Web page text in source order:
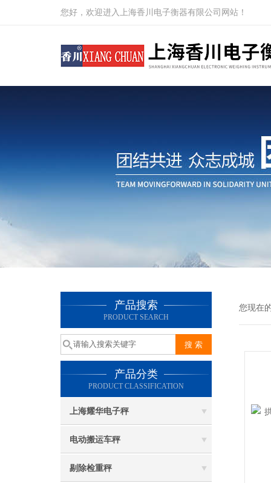
您好，欢迎进入上海香川电子衡器有限公司网站！
产品搜索
PRODUCT SEARCH
产品分类
PRODUCT CLASSIFICATION
上海耀华电子秤
电动搬运车秤
剔除检重秤
您现在